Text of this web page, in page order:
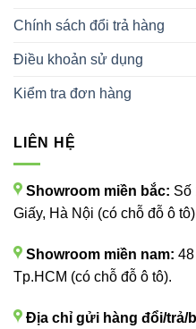
Chính sách đổi trả hàng
Điều khoản sử dụng
Kiểm tra đơn hàng
LIÊN HỆ
Showroom miền bắc: Số
Giấy, Hà Nội (có chỗ đỗ ô
Showroom miền nam:
Tp.HCM (có chỗ đỗ ô tô).
Địa chỉ gửi hàng đổi/trả/